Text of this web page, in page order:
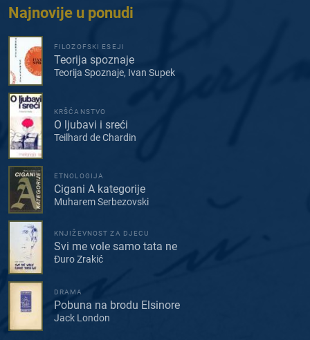
Najnovije u ponudi
FILOZOFSKI ESEJI
Teorija spoznaje
Teorija Spoznaje, Ivan Supek
KRŠĆANSTVO
O ljubavi i sreći
Teilhard de Chardin
ETNOLOGIJA
Cigani A kategorije
Muharem Serbezovski
KNJIŽEVNOST ZA DJECU
Svi me vole samo tata ne
Đuro Zrakić
DRAMA
Pobuna na brodu Elsinore
Jack London